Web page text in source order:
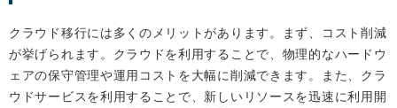
クラウド移行には多くのメリットがあります。まず、コスト削減
が挙げられます。クラウドを利用することで、物理的なハードウ
ェアの保守管理や運用コストを大幅に削減できます。また、クラ
ウドサービスを利用することで、新しいリソースを迅速に利用開